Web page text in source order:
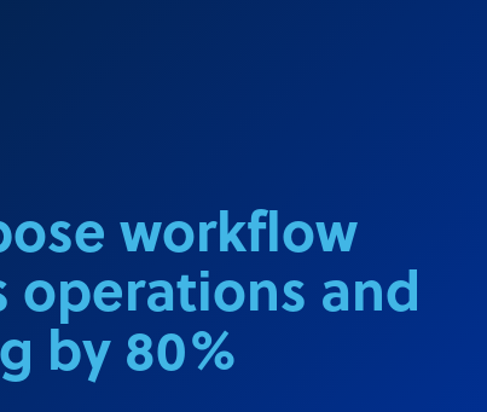
workflow
operations and
by 80%